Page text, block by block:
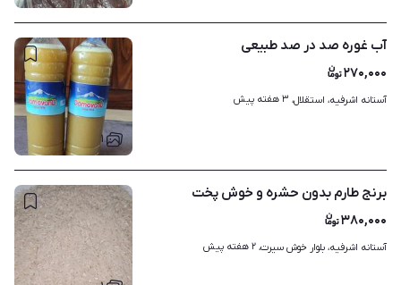
۱
آب غوره صد در صد طبیعی
۲۷۰,۰۰۰
آستانه اشرفیه، استقلال، ۳ هفته پیش
برنج طارم بدون حشره و خوش پخت
۳۸۰,۰۰۰
آستانه اشرفیه، بلوار خوش سیرت، ۲ هفته پیش